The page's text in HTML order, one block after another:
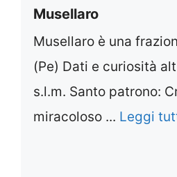
Musellaro
Musellaro è una
(Pe) Dati e curiosità
s.l.m. Santo patrono:
miracoloso ... Leggi